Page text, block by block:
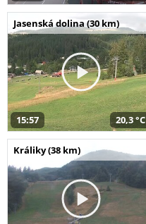
Jasenská dolina (30 km)
15:57 20,3 °C
Králiky (38 km)